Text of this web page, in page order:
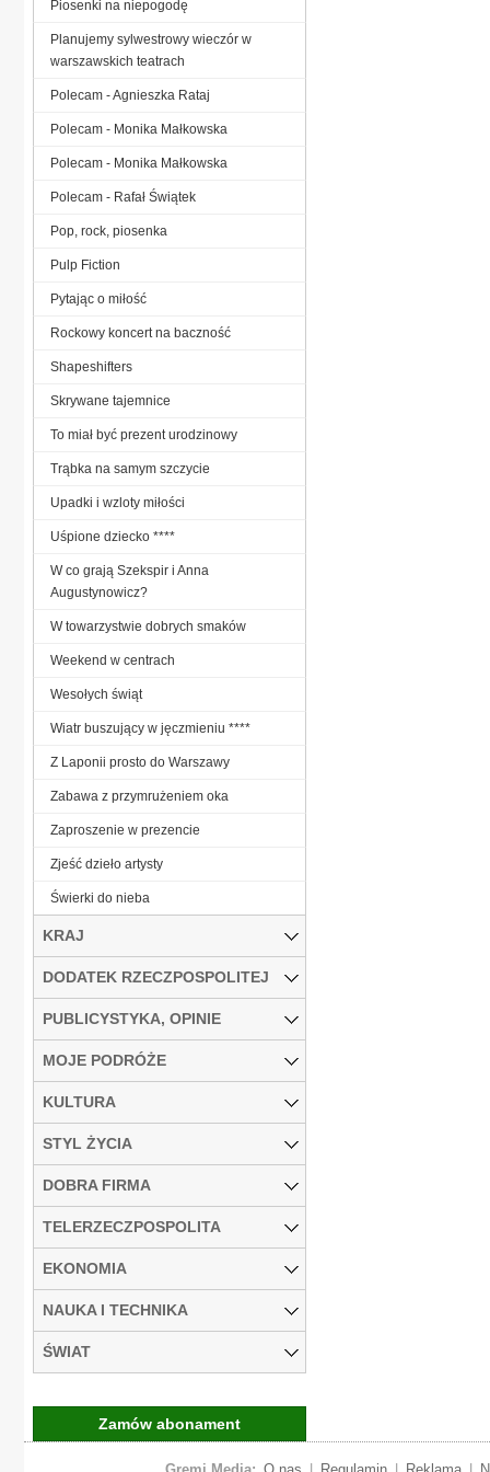
Piosenki na niepogodę
Planujemy sylwestrowy wieczór w
warszawskich teatrach
Polecam - Agnieszka Rataj
Polecam - Monika Małkowska
Polecam - Monika Małkowska
Polecam - Rafał Świątek
Pop, rock, piosenka
Pulp Fiction
Pytając o miłość
Rockowy koncert na baczność
Shapeshifters
Skrywane tajemnice
To miał być prezent urodzinowy
Trąbka na samym szczycie
Upadki i wzloty miłości
Uśpione dziecko ****
W co grają Szekspir i Anna
Augustynowicz?
W towarzystwie dobrych smaków
Weekend w centrach
Wesołych świąt
Wiatr buszujący w jęczmieniu ****
Z Laponii prosto do Warszawy
Zabawa z przymrużeniem oka
Zaproszenie w prezencie
Zjeść dzieło artysty
Świerki do nieba
KRAJ
DODATEK RZECZPOSPOLITEJ
PUBLICYSTYKA, OPINIE
MOJE PODRÓŻE
KULTURA
STYL ŻYCIA
DOBRA FIRMA
TELERZECZPOSPOLITA
EKONOMIA
NAUKA I TECHNIKA
ŚWIAT
Zamów abonament